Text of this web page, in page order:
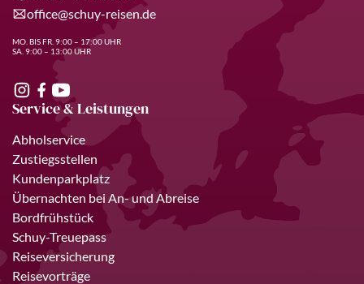
office@schuy-reisen.de
MO. BIS FR. 9:00 – 17:00 UHR
SA. 9:00 – 13:00 UHR
Service & Leistungen
Abholservice
Zustiegsstellen
Kundenparkplatz
Übernachten bei An- und Abreise
Bordfrühstück
Schuy-Treuepass
Reiseversicherung
Reisevorträge